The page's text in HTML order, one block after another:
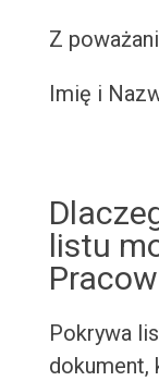
Z
Imię i
listu
Pokrywa
dokument,